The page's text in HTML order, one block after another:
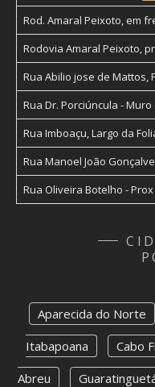
Rod. Amaral Peixoto, em
Rodovia Amaral Peixoto,
Rua Abilio jose de
Rua Dr. Porciúncula -
Rua Imboaçu, Largo da
Rua Manoel João
Rua Oliveira Botelho -
Aparecida do Norte
Itabapoana
Cabo
Abreu